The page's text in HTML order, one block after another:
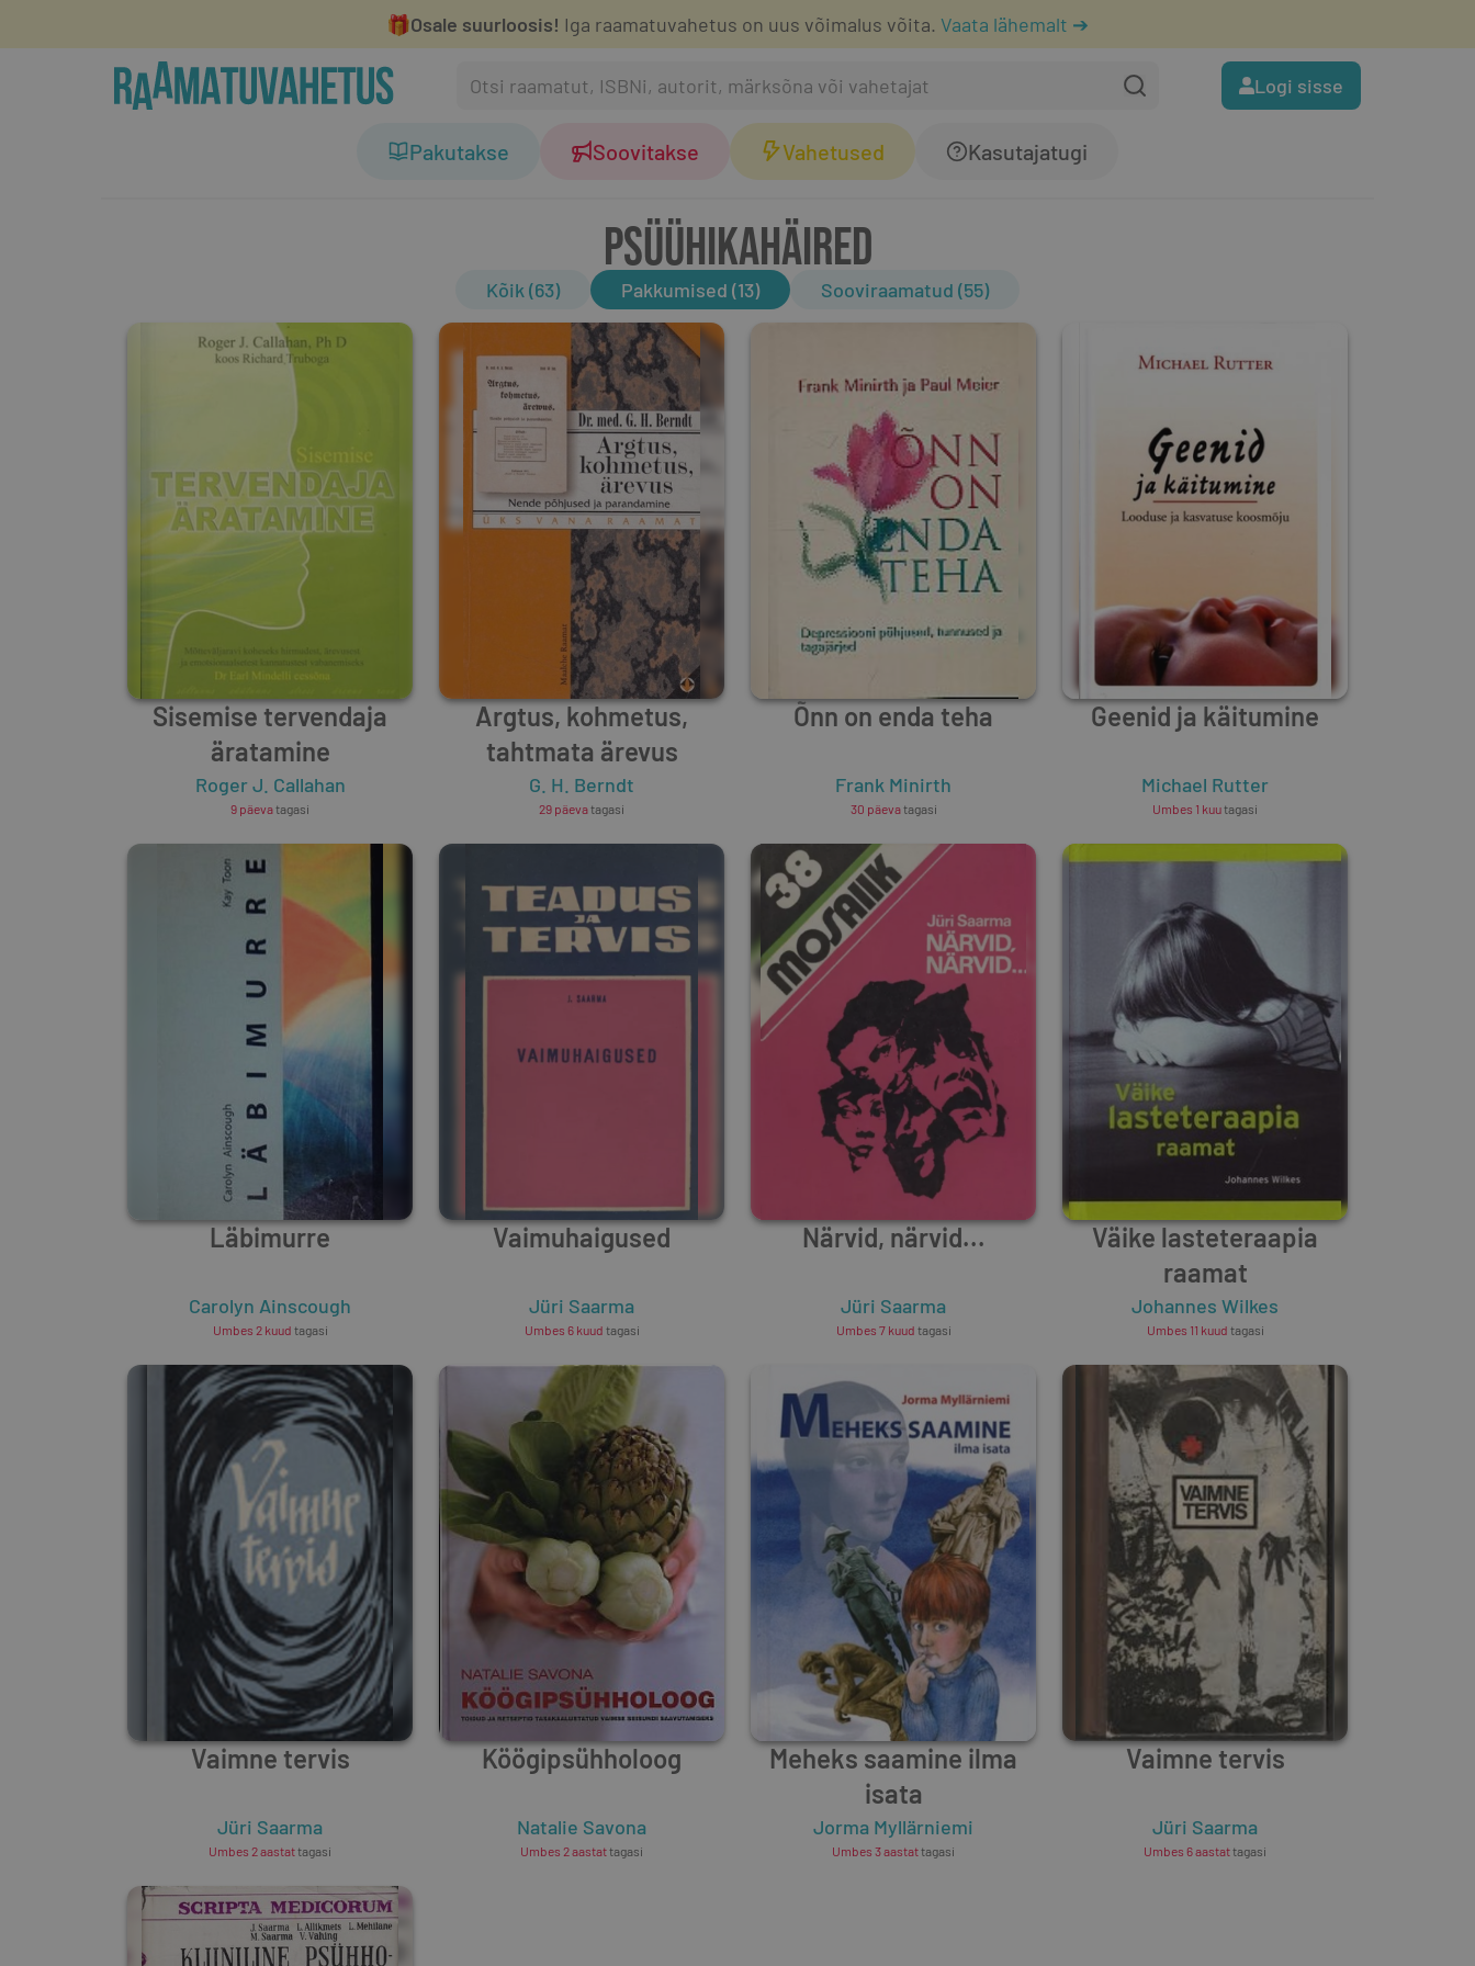
🎁Osale suurloosis! Iga raamatuvahetus on uus võimalus võita. Vaata lähemalt ➔
Logi sisse
Pakutakse Soovitakse Vahetused Kasutajatugi
PSÜÜHIKAHÄIRED
Kõik (63) Pakkumised (13) Sooviraamatud (55)
Sisemise tervendaja
äratamine
Roger J. Callahan
9 päevatagasi
Argtus, kohmetus,
tahtmata ärevus
G. H. Berndt
29 päevatagasi
Õnn on enda teha
Frank Minirth
30 päevatagasi
Geenid ja käitumine
Michael Rutter
Umbes 1 kuutagasi
Läbimurre
Carolyn Ainscough
Umbes 2 kuud tagasi
Vaimuhaigused
Jüri Saarma
Umbes 6 kuud tagasi
Närvid, närvid...
Jüri Saarma
Umbes 7 kuud tagasi
Väike lasteteraapia
raamat
Johannes Wilkes
Umbes 11 kuud tagasi
Vaimne tervis
Jüri Saarma
Umbes 2 aastattagasi
Köögipsühholoog
Natalie Savona
Umbes 2 aastattagasi
Meheks saamine ilma
isata
Jorma Myllärniemi
Umbes 3 aastattagasi
Vaimne tervis
Jüri Saarma
Umbes 6 aastattagasi